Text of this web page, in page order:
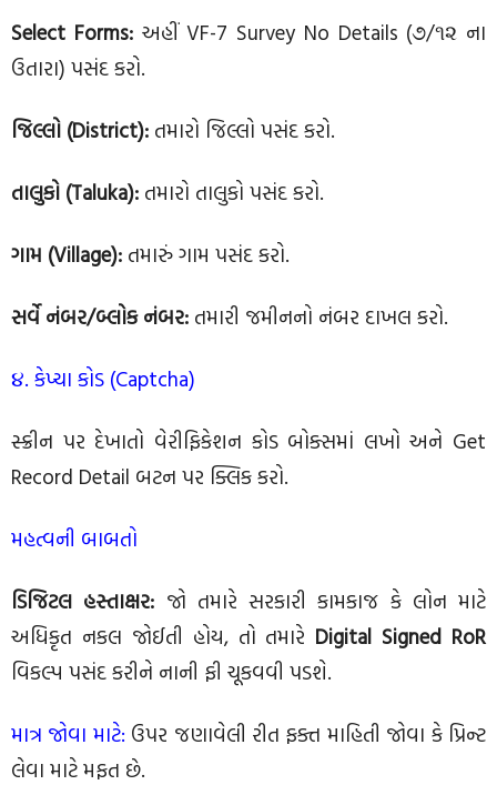
Select Forms:અહીં VF-7 Survey No Details (૭/૧૨ ના
ઉતારા) પસંદ કરો.
જિલ્લો (District): તમારો જિલ્લો પસંદ કરો.
તાલુકો (Taluka): તમારો તાલુકો પસંદ કરો.
ગામ (Village): તમારું ગામ પસંદ કરો.
સર્વે નંબર/બ્લોક નંબર: તમારી જમીનનો નંબર દાખલ કરો.
૪. કેપ્ચા કોડ (Captcha)
સ્ક્રીન પર દેખાતો વેરીફિકેશન કોડ બોક્સમાં લખો અને Get
Record Detail બટન પર ક્લિક કરો.
મહત્વની બાબતો
ડિજિટલ હસ્તાક્ષર: જો તમારે સરકારી કામકાજ કે લોન માટે
અધિકૃત નકલ જોઈતી હોય, તો તમારે Digital Signed RoR
વિકલ્પ પસંદ કરીને નાની ફી ચૂકવવી પડશે.
માત્ર જોવા માટે: ઉપર જણાવેલી રીત ફક્ત માહિતી જોવા કે પ્રિન્ટ
લેવા માટે મફત છે.